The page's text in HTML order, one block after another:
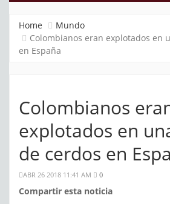
Home
Mundo
Colombianos eran explotados en
en España
Colombianos
explotados en
de cerdos en
ABR 26 2018 11:41 AM 0
Compartir esta noticia